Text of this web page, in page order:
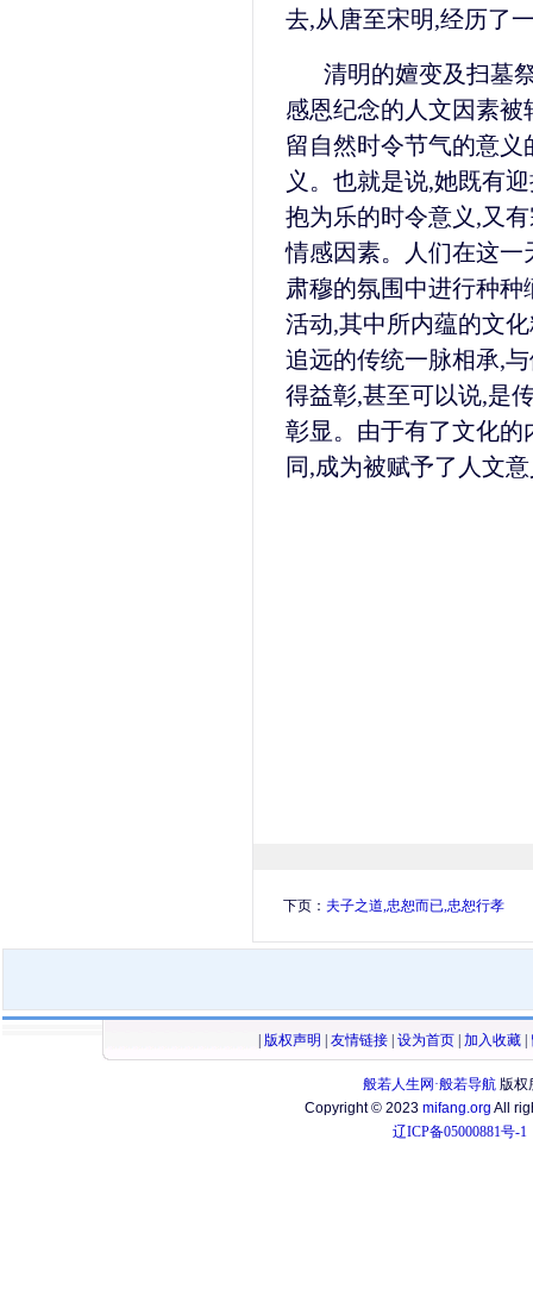
去,从唐至宋明,经历了
清明的嬗变及扫墓
感恩纪念的人文因素
留自然时令节气的意
义。也就是说,她既有
抱为乐的时令意义,又
情感因素。人们在这
肃穆的氛围中进行种
活动,其中所内蕴的文
追远的传统一脉相承,
得益彰,甚至可以说,是
彰显。由于有了文化
同,成为被赋予了人文
下页： 夫子之道,忠恕而已,忠恕行孝
版权声明 友情链接 设为首页 加入收藏
般若人生网·般若导航版权
Copyright © 2023 mifang.org All
辽ICP备05000881号-1